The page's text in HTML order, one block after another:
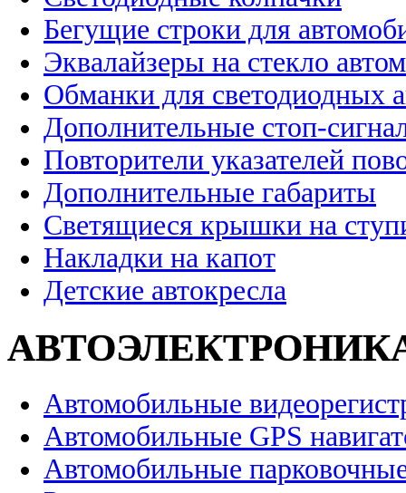
Бегущие строки для
Эквалайзеры на стекло
Обманки для светодиодных
Дополнительные стоп-
Повторители указателей
Дополнительные габариты
Светящиеся крышки на
Накладки на капот
Детские автокресла
Автомобильные
Автомобильные GPS
Автомобильные